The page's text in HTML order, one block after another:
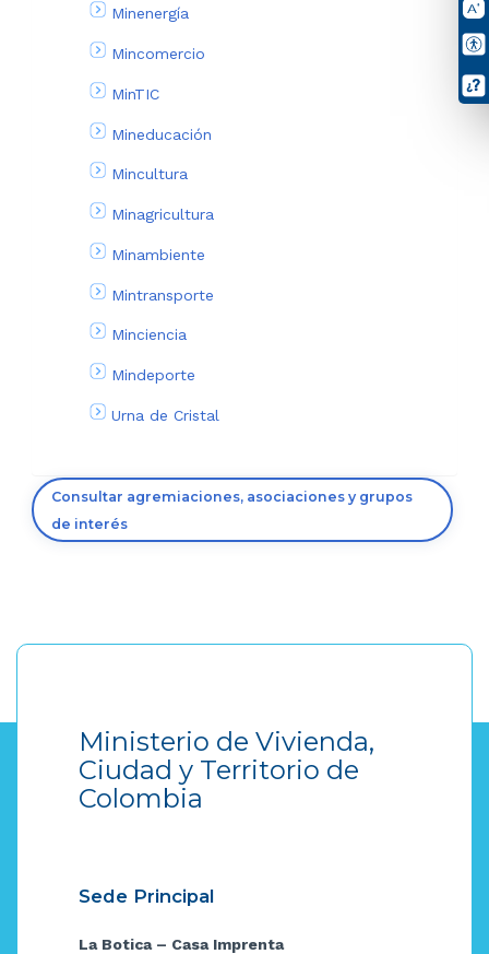
Minenergía
Mincomercio
MinTIC
Mineducación
Mincultura
Minagricultura
Minambiente
Mintransporte
Minciencia
Mindeporte
Urna de Cristal
Consultar agremiaciones, asociaciones y grupos
de interés
Ministerio de Vivienda,
Ciudad y Territorio de
Colombia
Sede Principal
La Botica – Casa Imprenta